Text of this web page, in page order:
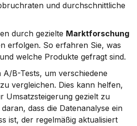
und durchschnittliche
durch gezielte Marktforschung
erfolgen. So erfahren Sie, was
welche Produkte gefragt sind.
B-Tests, um verschiedene
vergleichen. Dies kann helfen,
Umsatzsteigerung gezielt zu
dass die Datenanalyse ein
ist, der regelmäßig aktualisiert